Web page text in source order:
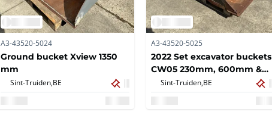
A3-43520-5024
Ground bucket Xview 1350
mm
Sint-Truiden, BE
A3-43520-5025
2022 Set excavator buckets
CW05 230mm, 600mm &
1200mm
Sint-Truiden, BE